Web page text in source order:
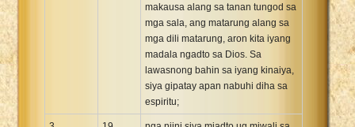
makausa alang sa tanan tungod sa
mga sala, ang matarung alang sa
mga dili matarung, aron kita iyang
madala ngadto sa Dios. Sa
lawasnong bahin sa iyang kinaiya,
siya gipatay apan nabuhi diha sa
espiritu;